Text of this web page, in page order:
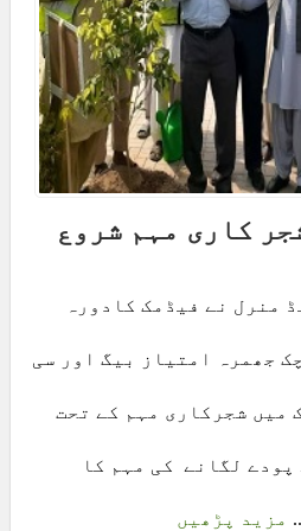
کاری مہم شروع
منرل نے فیڈمک کادورہ
جھمرہ امتیاز بیگ اور سی
میں شجرکاری مہم کے تحت
پودے لگانے کی مہم کا
مزید پڑھیں